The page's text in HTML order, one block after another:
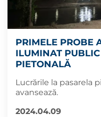
PRIMELE PROBE
ILUMINAT
PIETONALĂ
Lucrările la pasarela
avansează.
2024.04.09